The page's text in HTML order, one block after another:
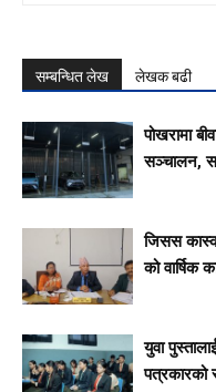
सम्बन्धित लेख लेखक बढी
पोखरामा
सञ्चालन,
जिसस
को वार्षिक
युवा
पत्रकारको